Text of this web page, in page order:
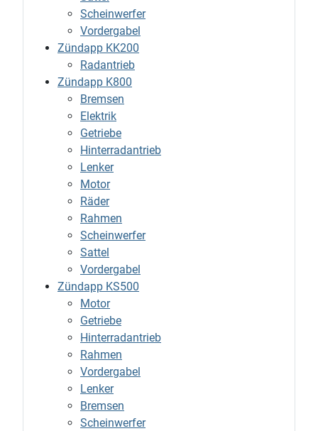
Scheinwerfer
Vordergabel
Zündapp KK200
Radantrieb
Zündapp K800
Bremsen
Elektrik
Getriebe
Hinterradantrieb
Lenker
Motor
Räder
Rahmen
Scheinwerfer
Sattel
Vordergabel
Zündapp KS500
Motor
Getriebe
Hinterradantrieb
Rahmen
Vordergabel
Lenker
Bremsen
Scheinwerfer